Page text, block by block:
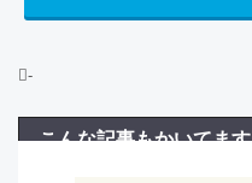
-
こんな記事もかいてます